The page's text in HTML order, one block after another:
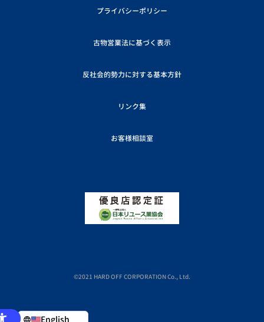
English
プライバシーポリシー
古物営業法に基づく表示
反社会的勢力に対する基本方針
リンク集
お客様相談室
©2021 HARD OFF CORPORATION Co., Ltd.